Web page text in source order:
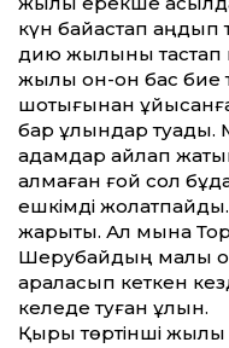
күн байқастап
дию жылқыны тастап
жылы он-он бас бие
шоқтығынан
бар құлындар туады.
адамдар айлап
алмаған ғой сол
ешкімді
жарықтық. Ал мына
Шерубайдың малы
араласып кеткен
келеде туған құлын.
Қырық төртінші